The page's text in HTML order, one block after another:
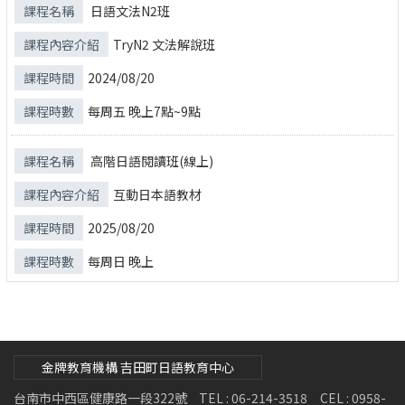
日語文法N2班
TryN2 文法解說班
2024/08/20
每周五 晚上7點~9點
高階日語閱讀班(線上)
互動日本語教材
2025/08/20
每周日 晚上
金牌教育機構 吉田町日語教育中心
台南市中西區健康路一段322號
TEL : 06-214-3518 CEL : 0958-